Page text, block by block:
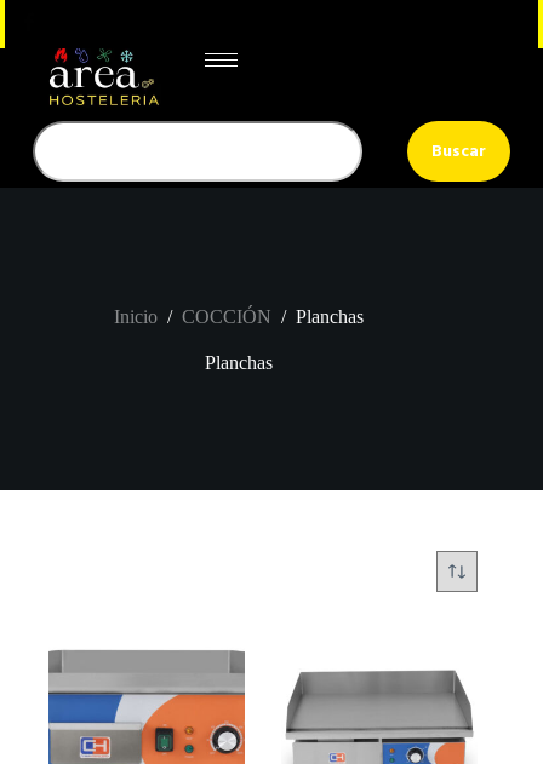
Buscar
Inicio / COCCIÓN / Planchas
Planchas